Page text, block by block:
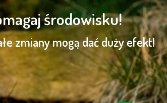
środowisku!
zmiany mogą dać duży efekt!